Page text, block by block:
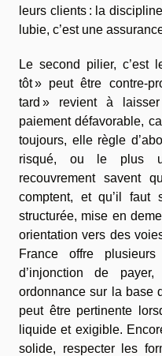
leurs clients : la
lubie, c’est une
Le second pilier, c’est
tôt » peut être contre-
tard » revient à
paiement défavorable,
toujours, elle règle
risqué, ou le plus
recouvrement savent
comptent, et qu’il faut
structurée, mise en
orientation vers des
France offre
d’injonction de
ordonnance sur la base
peut être pertinente
liquide et exigible.
solide, respecter les